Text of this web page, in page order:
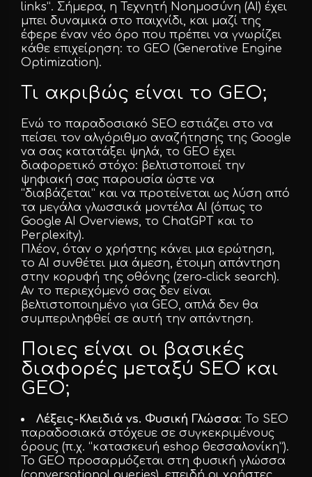
links”. Σήμερα, η Τεχνητή Νοημοσύνη (AI) έχει
μπει δυναμικά στο παιχνίδι, και μαζί της
έφερε έναν νέο όρο που πρέπει να γνωρίζει
κάθε επιχείρηση: το GEO (Generative Engine
Optimization).
Τι ακριβώς είναι το GEO;
Ενώ το παραδοσιακό SEO εστιάζει στο να
πείσει τον αλγόριθμο αναζήτησης της Google
να σας κατατάξει ψηλά, το GEO έχει
διαφορετικό στόχο: βελτιστοποιεί την
ψηφιακή σας παρουσία ώστε να
“διαβάζεται” και να προτείνεται ως λύση από
τα μεγάλα γλωσσικά μοντέλα AI (όπως το
Google AI Overviews, το ChatGPT και το
Perplexity).
Πλέον, όταν ο χρήστης κάνει μια ερώτηση,
το AI συνθέτει μια άμεση, έτοιμη απάντηση
στην κορυφή της οθόνης (zero-click search).
Αν το περιεχόμενό σας δεν είναι
βελτιστοποιημένο για GEO, απλά δεν θα
συμπεριληφθεί σε αυτή την απάντηση.
Ποιες είναι οι βασικές
διαφορές μεταξύ SEO και
GEO;
Λέξεις-Κλειδιά vs. Φυσική Γλώσσα: Το SEO
παραδοσιακά στόχευε σε συγκεκριμένους
όρους (π.χ. “κατασκευή eshop θεσσαλονίκη”).
Το GEO προσαρμόζεται στη φυσική γλώσσα
Facebook
Instagram
LinkedIn
info@creativedays.gr
Ι.ΤΣΑΛΟΥΧΊΔΗ 16-20, ΘΕΣΣΑΛΟΝΊΚΗ 54248